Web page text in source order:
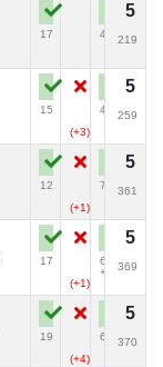
17 42
5
219
15
(+3)
47
5
259
12
(+1)
74
5
361
17
(+1)
68
+2
5
369
19
(+4)
68
5
370